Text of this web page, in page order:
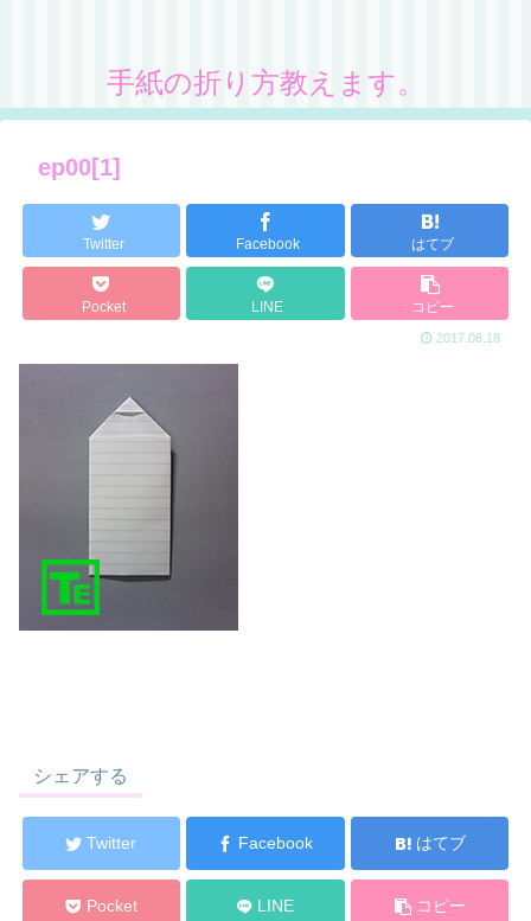
手紙の折り方教えます。
ep00[1]
Twitter Facebook はてブ
Pocket LINE コピー
2017.08.18
シェアする
Twitter Facebook はてブ
Pocket LINE コピー